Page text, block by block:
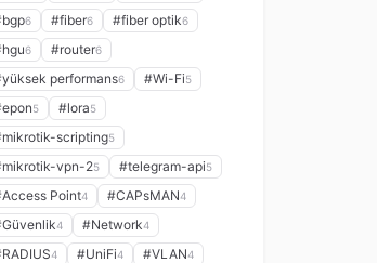
6 #fiber6 #fiber optik6
6 #router6
performans6 #Wi-Fi5
5 #lora5
scripting5
vpn-25 #telegram-api5
Point4 #CAPsMAN4
4 #Network4
4 #UniFi4 #VLAN4